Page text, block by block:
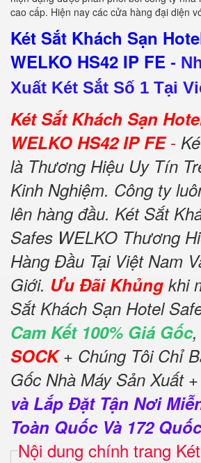
cao cấp. Hiện nay các cửa hàng đại diện
Két Sắt Khách Sạn
WELKO HS42 IP FE -
Xuất Két Sắt Số 1 Tại
Két Sắt Khách Sạn
WELKO HS42 IP FE-
là Thương Hiệu Uy Tín
Kinh Nghiệm. Công ty
lên hàng đầu. Két Sắt
Safes WELKO Thương
Hàng Đầu Tại Việt Nam
Giới. Ưu Đãi Khủng khi
Sắt Khách Sạn Hotel
Cam Kết 100% Giá Gốc
SOCK+ Chúng Tôi Chỉ
Gốc Nhà Máy Sản Xuất +
và Lắp Đặt Tận Nơi
Toàn Quốc Và 172
Nội dung chính trang